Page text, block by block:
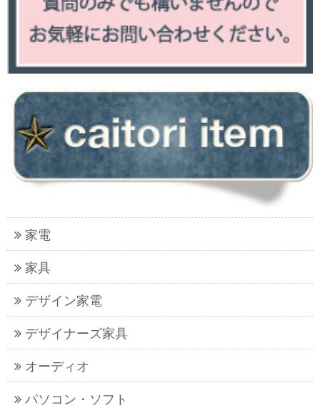
家電
家具
デザイン家電
デザイナーズ家具
オーディオ
パソコン・ソフト